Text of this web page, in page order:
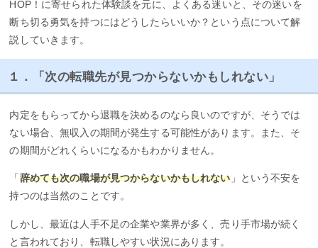
HOP！に寄せられた体験談を元に、よくある迷いと、その迷いを
断ち切る勇気を持つにはどうしたらいいか？という点について解
説していきます。
１．「次の転職先が見つからないかもしれない」
内定をもらってから退職を決めるのなら良いのですが、そうでは
ない場合、無収入の期間が発生する可能性があります。また、そ
の期間がどれくらいになるかもわかりません。
「 辞めても次の職場が見つからないかもしれない」という不安を
持つのは当然のことです。
しかし、最近は人手不足の企業や業界が多く、売り手市場が続く
と言われており、転職しやすい状況にあります。